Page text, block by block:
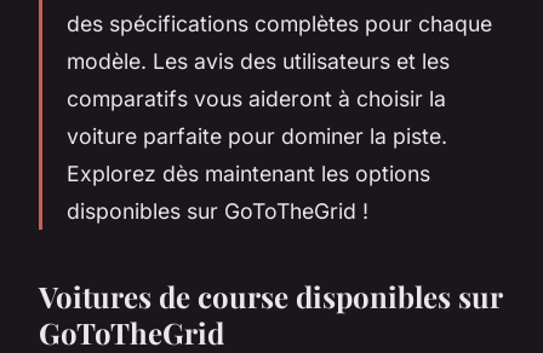
des spécifications complètes pour chaque
modèle. Les avis des utilisateurs et les
comparatifs vous aideront à choisir la
voiture parfaite pour dominer la piste.
Explorez dès maintenant les options
disponibles sur GoToTheGrid !
Voitures de course disponibles sur
GoToTheGrid